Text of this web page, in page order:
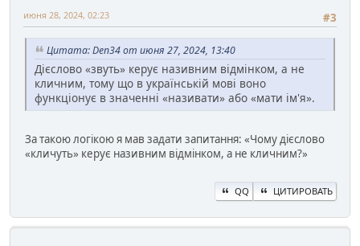
#3
июня 28, 2024, 02:23
Цитата: Den34 от июня 27, 2024, 13:40
Дієслово «звуть» керує називним відмінком, а не
кличним, тому що в українській мові воно
функціонує в значенні «називати» або «мати ім'я».
За такою логікою я мав задати запитання: «Чому дієслово
«кличуть» керує називним відмінком, а не кличним?»
QQ ЦИТИРОВАТЬ